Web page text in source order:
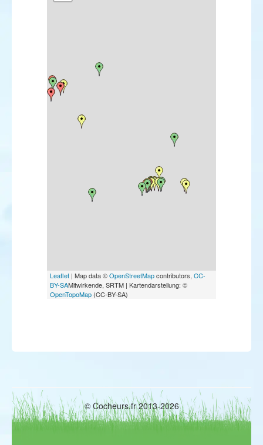
Leaflet | Map data ©OpenStreetMapcontributors, CC-
BY-SAMitwirkende, SRTM | Kartendarstellung: ©
OpenTopoMap (CC-BY-SA)
© Cocheurs.fr 2013-2026